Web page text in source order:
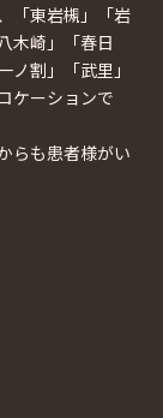
「東岩槻」「岩
木崎」「春日
割」「武里」
ケーションで
らも患者様がい